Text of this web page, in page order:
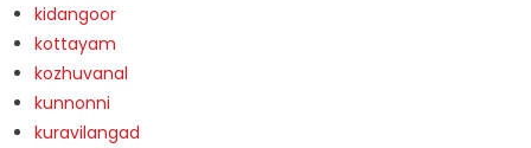
kidangoor
kottayam
kozhuvanal
kunnonni
kuravilangad